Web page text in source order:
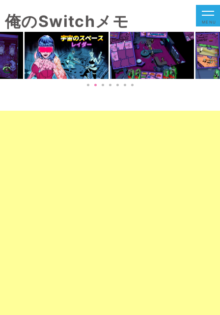
俺のSwitchメモ MENU